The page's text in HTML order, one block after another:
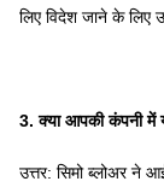
लिए विदेश जाने के लिए
3. क्या आपकी कंपनी में
उत्तर: सिमो ब्लोअर ने